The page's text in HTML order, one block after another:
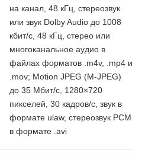
на канал, 48 кГц, стереозвук
или звук Dolby Audio до 1008
кбит/с, 48 кГц, стерео или
многоканальное аудио в
файлах форматов .m4v, .mp4 и
.mov; Motion JPEG (M‑JPEG)
до 35 Мбит/с, 1280×720
пикселей, 30 кадров/с, звук в
формате ulaw, стереозвук PCM
в формате .avi